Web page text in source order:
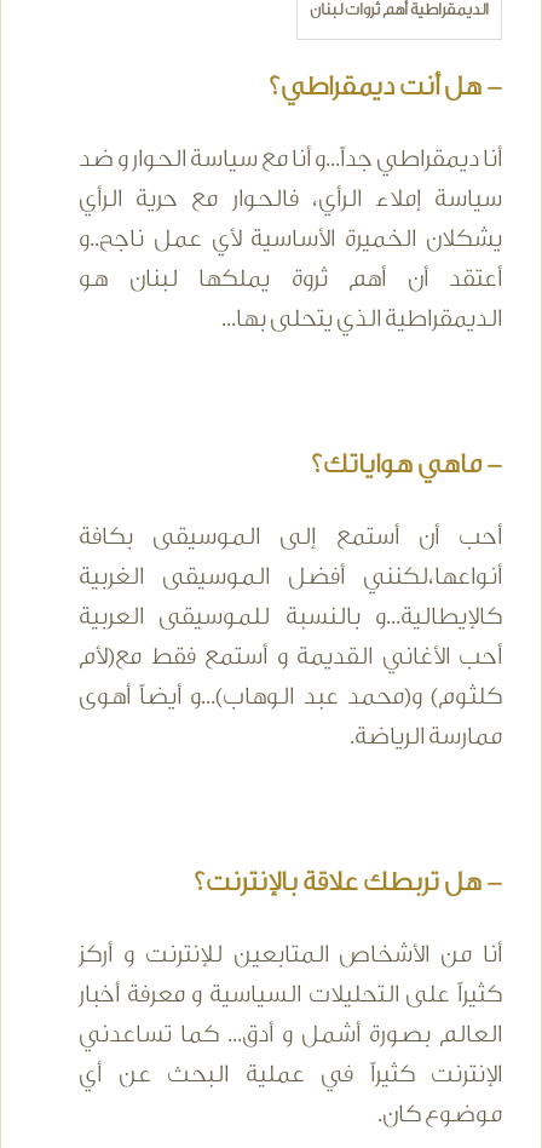
الديمقراطية أهم ثروات لبنان
- هل أنت ديمقراطي؟
أنا ديمقراطي جداً...و أنا مع سياسة الحوار و ضد
سياسة إملاء الرأي، فالحوار مع حرية الرأي
يشكلان الخميرة الأساسية لأي عمل ناجح..و
أعتقد أن أهم ثروة يملكها لبنان هو
الديمقراطية الذي يتحلى بها...
- ماهي هواياتك؟
أحب أن أستمع إلى الموسيقى بكافة
أنواعها،لكنني أفضل الموسيقى الغربية
كالإيطالية...و بالنسبة للموسيقى العربية
أحب الأغاني القديمة و أستمع فقط مع(لأم
كلثوم) و(محمد عبد الوهاب)...و أيضاً أهوى
ممارسة الرياضة.
- هل تربطك علاقة بالإنترنت؟
أنا من الأشخاص المتابعين للإنترنت و أركز
كثيراً على التحليلات السياسية و معرفة أخبار
العالم بصورة أشمل و أدق... كما تساعدني
الإنترنت كثيراً في عملية البحث عن أي
موضوع كان.